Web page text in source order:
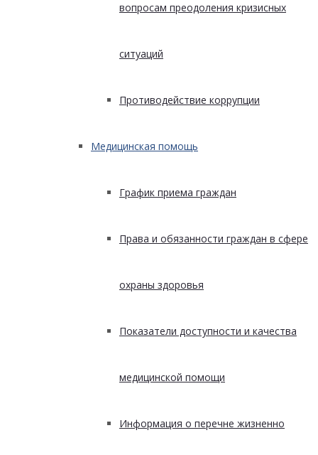
вопросам преодоления кризисных
ситуаций
Противодействие коррупции
Медицинская помощь
График приема граждан
Права и обязанности граждан в сфере
охраны здоровья
Показатели доступности и качества
медицинской помощи
Информация о перечне жизненно